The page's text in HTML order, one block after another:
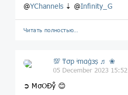
@YChannels ⇣ @Infinity_G
Читать полностью…
💯 ₸σp ᶤmαġзṣ ♬ ❀
05 December 2023 15:52
➲ MσOĐẙ 😊